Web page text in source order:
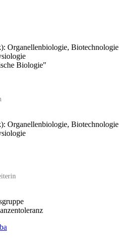
Organellenbiologie, Biotechnologie
Biologie"
Organellenbiologie, Biotechnologie